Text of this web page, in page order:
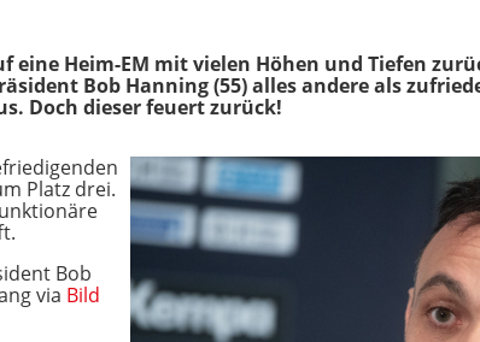
eine Heim-EM mit vielen Höhen und Tiefen
Bob Hanning (55) alles andere als
Doch dieser feuert zurück!
Platz drei.
Bob
via Bild